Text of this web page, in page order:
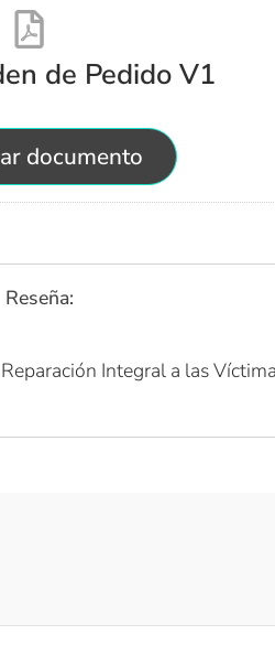
de Pedido V1
documento
Reseña:
Integral a las